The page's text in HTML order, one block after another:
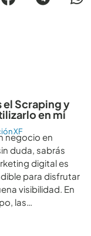
el Scraping y
en mi
XF
negocio en
duda, sabrás
digital es
para disfrutar
visibilidad. En
las…